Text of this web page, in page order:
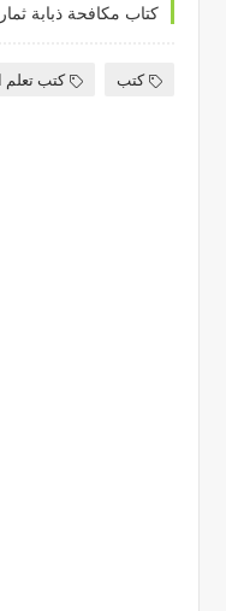
كتاب مكافحة ذبابة
كتب كتب تعلم